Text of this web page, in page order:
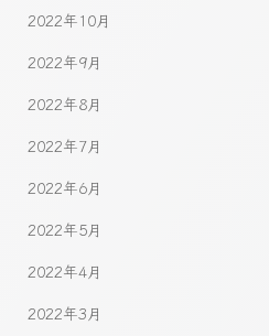
2022年10月
2022年9月
2022年8月
2022年7月
2022年6月
2022年5月
2022年4月
2022年3月